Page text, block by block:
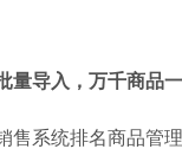
量导入，万千商品
售系统排名商品管